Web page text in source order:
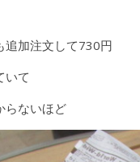
追加注文して730円
いて
らないほど